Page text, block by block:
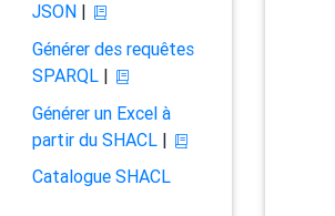
JSON|
Générer des requêtes
SPARQL|
Générer un Excel à
partir du SHACL|
Catalogue SHACL